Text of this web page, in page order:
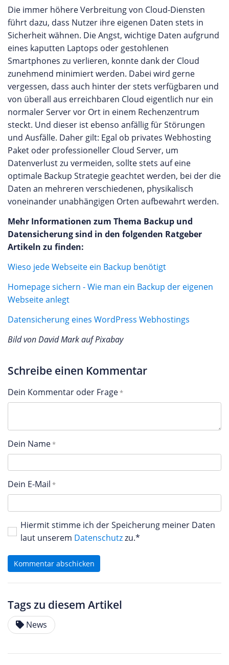
Die immer höhere Verbreitung von Cloud-Diensten
führt dazu, dass Nutzer ihre eigenen Daten stets in
Sicherheit wähnen. Die Angst, wichtige Daten aufgrund
eines kaputten Laptops oder gestohlenen
Smartphones zu verlieren, konnte dank der Cloud
zunehmend minimiert werden. Dabei wird gerne
vergessen, dass auch hinter der stets verfügbaren und
von überall aus erreichbaren Cloud eigentlich nur ein
normaler Server vor Ort in einem Rechenzentrum
steckt. Und dieser ist ebenso anfällig für Störungen
und Ausfälle. Daher gilt: Egal ob privates Webhosting
Paket oder professioneller Cloud Server, um
Datenverlust zu vermeiden, sollte stets auf eine
optimale Backup Strategie geachtet werden, bei der die
Daten an mehreren verschiedenen, physikalisch
voneinander unabhängigen Orten aufbewahrt werden.
Mehr Informationen zum Thema Backup und
Datensicherung sind in den folgenden Ratgeber
Artikeln zu finden:
Wieso jede Webseite ein Backup benötigt
Homepage sichern - Wie man ein Backup der eigenen
Webseite anlegt
Datensicherung eines WordPress Webhostings
Bild von David Mark auf Pixabay
Schreibe einen Kommentar
Dein Kommentar oder Frage
Dein Name
Dein E-Mail
Hiermit stimme ich der Speicherung meiner Daten
laut unserem Datenschutzzu.*
Kommentar abschicken
Tags zu diesem Artikel
News